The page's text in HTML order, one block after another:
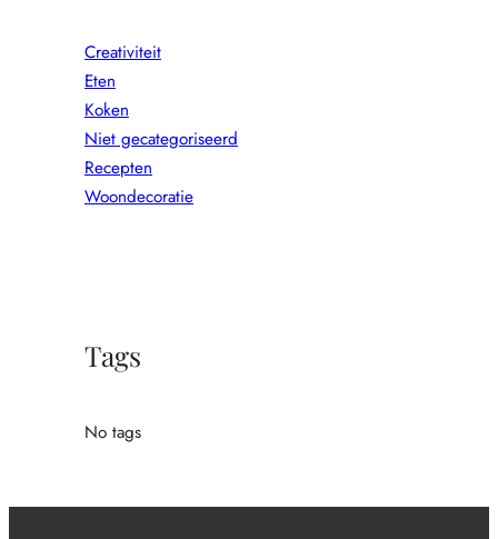
Creativiteit
Eten
Koken
Niet gecategoriseerd
Recepten
Woondecoratie
Tags
No tags